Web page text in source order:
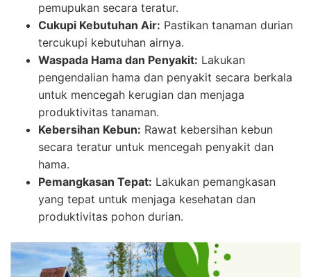
pemupukan secara teratur.
Cukupi Kebutuhan Air: Pastikan tanaman durian
tercukupi kebutuhan airnya.
Waspada Hama dan Penyakit: Lakukan
pengendalian hama dan penyakit secara berkala
untuk mencegah kerugian dan menjaga
produktivitas tanaman.
Kebersihan Kebun: Rawat kebersihan kebun
secara teratur untuk mencegah penyakit dan
hama.
Pemangkasan Tepat: Lakukan pemangkasan
yang tepat untuk menjaga kesehatan dan
produktivitas pohon durian.